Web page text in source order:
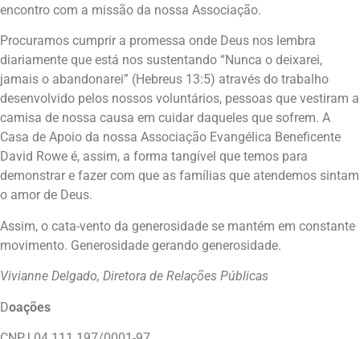
encontro com a missão da nossa Associação.
Procuramos cumprir a promessa onde Deus nos lembra
diariamente que está nos sustentando “Nunca o deixarei,
jamais o abandonarei” (Hebreus 13:5) através do trabalho
desenvolvido pelos nossos voluntários, pessoas que vestiram a
camisa de nossa causa em cuidar daqueles que sofrem. A
Casa de Apoio da nossa Associação Evangélica Beneficente
David Rowe é, assim, a forma tangível que temos para
demonstrar e fazer com que as famílias que atendemos sintam
o amor de Deus.
Assim, o cata-vento da generosidade se mantém em constante
movimento. Generosidade gerando generosidade.
Vivianne Delgado, Diretora de Relações Públicas
Doações